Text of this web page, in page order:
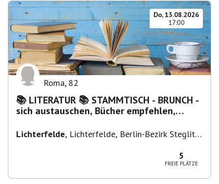
Do, 13.08.2026
17:00
Roma, 82
📚 LITERATUR 📚 STAMMTISCH - BRUNCH -
sich austauschen, Bücher empfehlen,
Lichterfelde, Lichterfelde, Berlin-Bezirk Steglitz-
5
FREIE PLÄTZE